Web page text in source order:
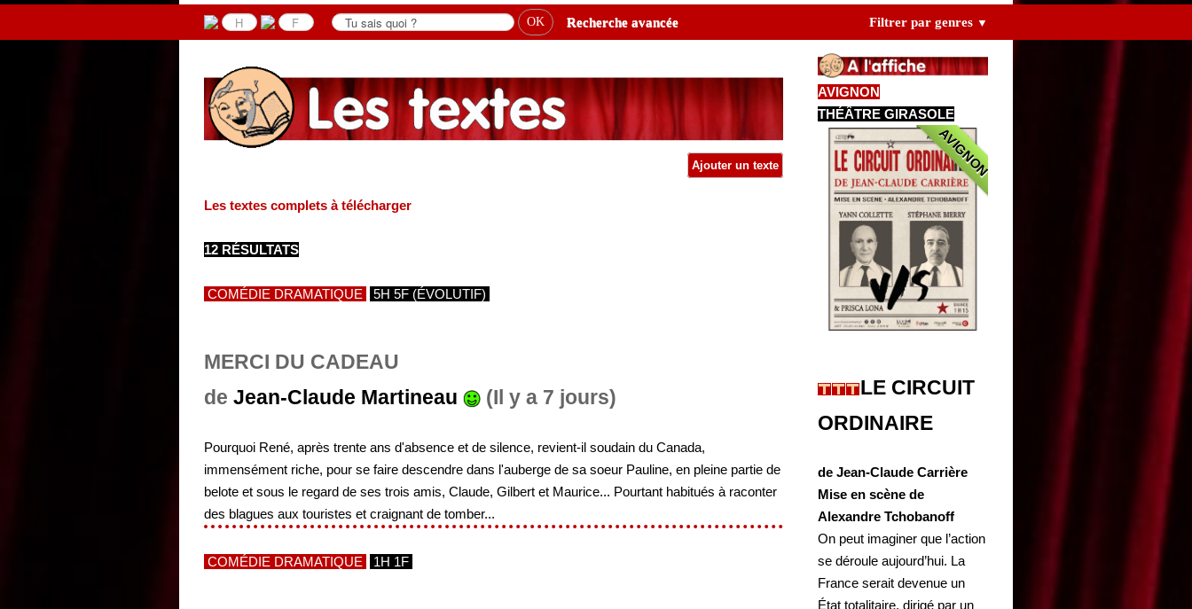
Recherche avancée Filtrer par genres ▼
Ajouter un texte
Les textes complets à télécharger
12 RÉSULTATS
COMÉDIE DRAMATIQUE 5H 5F (ÉVOLUTIF)
MERCI DU CADEAU
de Jean-Claude Martineau (Il y a 7 jours)
Pourquoi René, après trente ans d'absence et de silence, revient-il soudain du Canada,
immensément riche, pour se faire descendre dans l'auberge de sa soeur Pauline, en pleine partie de
belote et sous le regard de ses trois amis, Claude, Gilbert et Maurice... Pourtant habitués à raconter
des blagues aux touristes et craignant de tomber...
COMÉDIE DRAMATIQUE 1H 1F
AVIGNON
THÉÂTRE GIRASOLE
AVIGNON
LE CIRCUIT
ORDINAIRE
de Jean-Claude Carrière
Mise en scène de
Alexandre Tchobanoff
On peut imaginer que l’action
se déroule aujourd’hui. La
France serait devenue un
État totalitaire, dirigé par un